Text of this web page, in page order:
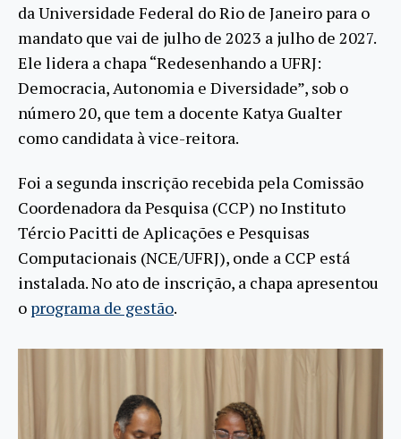
da Universidade Federal do Rio de Janeiro para o
mandato que vai de julho de 2023 a julho de 2027.
Ele lidera a chapa “Redesenhando a UFRJ:
Democracia, Autonomia e Diversidade”, sob o
número 20, que tem a docente Katya Gualter
como candidata à vice-reitora.
Foi a segunda inscrição recebida pela Comissão
Coordenadora da Pesquisa (CCP) no Instituto
Tércio Pacitti de Aplicações e Pesquisas
Computacionais (NCE/UFRJ), onde a CCP está
instalada. No ato de inscrição, a chapa apresentou
o programa de gestão.